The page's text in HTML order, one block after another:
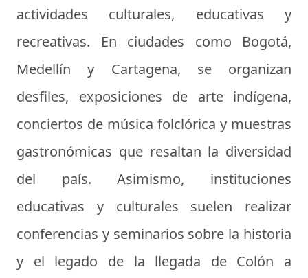
actividades culturales, educativas y
recreativas. En ciudades como Bogotá,
Medellín y Cartagena, se organizan
desfiles, exposiciones de arte indígena,
conciertos de música folclórica y muestras
gastronómicas que resaltan la diversidad
del país. Asimismo, instituciones
educativas y culturales suelen realizar
conferencias y seminarios sobre la historia
y el legado de la llegada de Colón a